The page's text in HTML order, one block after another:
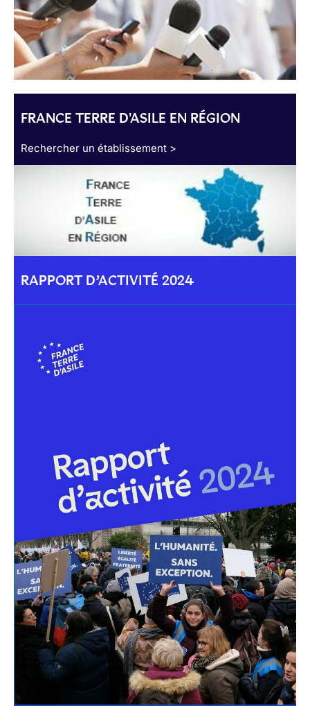
FRANCE TERRE D'ASILE EN RÉGION
Rechercher un établissement >
RAPPORT D’ACTIVITÉ 2024